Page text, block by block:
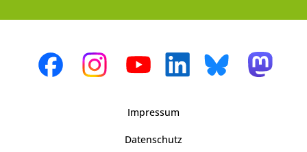
Impressum
Datenschutz